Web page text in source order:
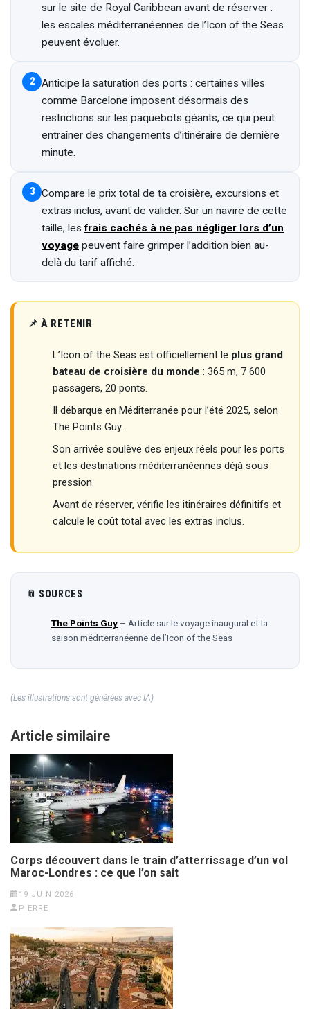
sur le site de Royal Caribbean avant de réserver :
les escales méditerranéennes de l’Icon of the Seas
peuvent évoluer.
2
Anticipe la saturation des ports : certaines villes
comme Barcelone imposent désormais des
restrictions sur les paquebots géants, ce qui peut
entraîner des changements d’itinéraire de dernière
minute.
3
Compare le prix total de ta croisière, excursions et
extras inclus, avant de valider. Sur un navire de cette
taille, lesfrais cachés à ne pas négliger lors d’un
voyage peuvent faire grimper l’addition bien au-
delà du tarif affiché.
📌 À RETENIR
L’Icon of the Seas est officiellement le plus grand
bateau de croisière du monde : 365 m, 7 600
passagers, 20 ponts.
Il débarque en Méditerranée pour l’été 2025, selon
The Points Guy.
Son arrivée soulève des enjeux réels pour les ports
et les destinations méditerranéennes déjà sous
pression.
Avant de réserver, vérifie les itinéraires définitifs et
calcule le coût total avec les extras inclus.
📎 SOURCES
The Points Guy – Article sur le voyage inaugural et la
saison méditerranéenne de l’Icon of the Seas
(Les illustrations sont générées avec IA)
Article similaire
Corps découvert dans le train d’atterrissage d’un vol
Maroc-Londres : ce que l’on sait
19 JUIN 2026
PIERRE